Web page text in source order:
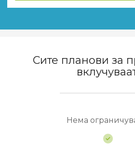
Сите планови за
Нема